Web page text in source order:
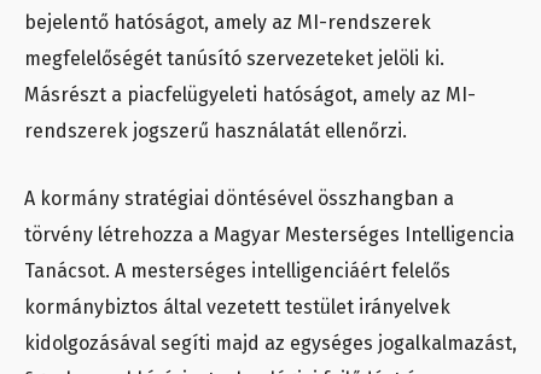
bejelentő hatóságot, amely az MI-rendszerek
megfelelőségét tanúsító szervezeteket jelöli ki.
Másrészt a piacfelügyeleti hatóságot, amely az MI-
rendszerek jogszerű használatát ellenőrzi.
A kormány stratégiai döntésével összhangban a
törvény létrehozza a Magyar Mesterséges Intelligencia
Tanácsot. A mesterséges intelligenciáért felelős
kormánybiztos által vezetett testület irányelvek
kidolgozásával segíti majd az egységes jogalkalmazást,